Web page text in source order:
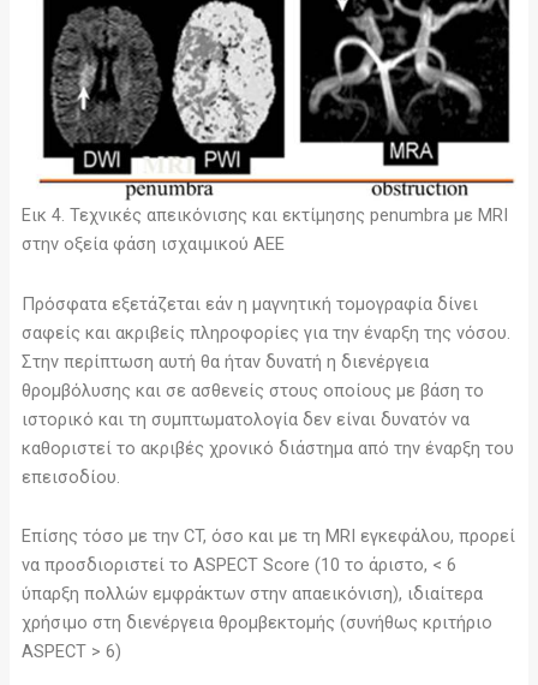
Εικ 4. Τεχνικές απεικόνισης και εκτίμησης penumbra με MRI
στην οξεία φάση ισχαιμικού ΑΕΕ
Πρόσφατα εξετάζεται εάν η μαγνητική τομογραφία δίνει
σαφείς και ακριβείς πληροφορίες για την έναρξη της νόσου.
Στην περίπτωση αυτή θα ήταν δυνατή η διενέργεια
θρομβόλυσης και σε ασθενείς στους οποίους με βάση το
ιστορικό και τη συμπτωματολογία δεν είναι δυνατόν να
καθοριστεί το ακριβές χρονικό διάστημα από την έναρξη του
επεισοδίου.
Επίσης τόσο με την CT, όσο και με τη MRI εγκεφάλου, προρεί
να προσδιοριστεί το ASPECT Score (10 το άριστο, < 6
ύπαρξη πολλών εμφράκτων στην απαεικόνιση), ιδιαίτερα
χρήσιμο στη διενέργεια θρομβεκτομής (συνήθως κριτήριο
ASPECT > 6)